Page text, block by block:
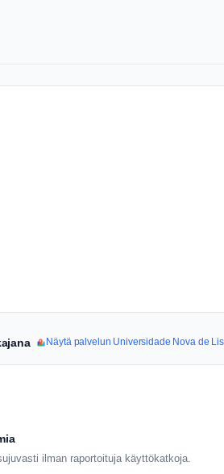
Näytä palvelun Universidade Nova de
ilman raportoituja käyttökatkoja.